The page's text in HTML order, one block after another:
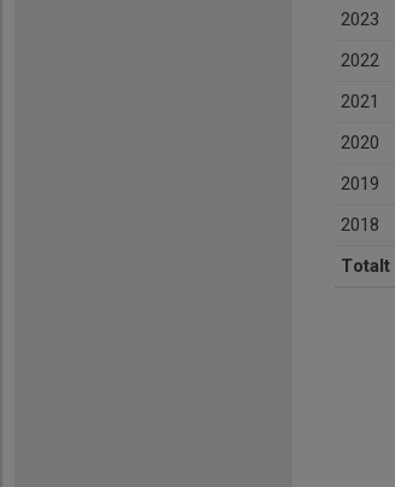
2023
2022
2021
2020
2019
2018
Totalt